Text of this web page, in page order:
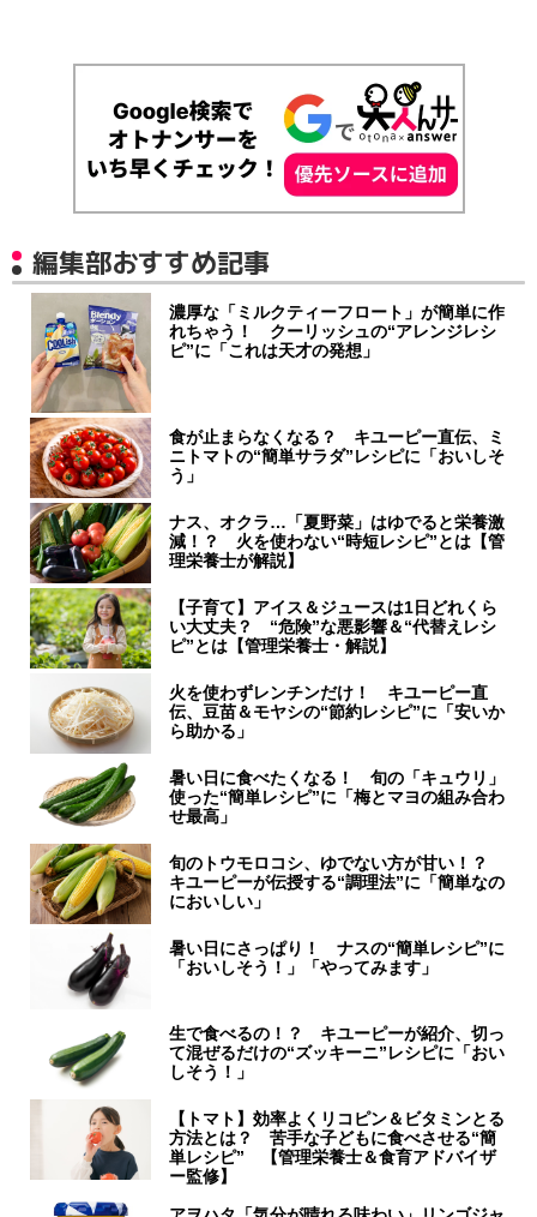
編集部おすすめ記事
濃厚な「ミルクティーフロート」が簡単に作
れちゃう！ クーリッシュの“アレンジレシ
ピ”に「これは天才の発想」
食が止まらなくなる？ キユーピー直伝、ミ
ニトマトの“簡単サラダ”レシピに「おいしそ
う」
ナス、オクラ…「夏野菜」はゆでると栄養激
減！？ 火を使わない“時短レシピ”とは【管
理栄養士が解説】
【子育て】アイス＆ジュースは1日どれくら
い大丈夫？ “危険”な悪影響＆“代替えレシ
ピ”とは【管理栄養士・解説】
火を使わずレンチンだけ！ キユーピー直
伝、豆苗＆モヤシの“節約レシピ”に「安いか
ら助かる」
暑い日に食べたくなる！ 旬の「キュウリ」
使った“簡単レシピ”に「梅とマヨの組み合わ
せ最高」
旬のトウモロコシ、ゆでない方が甘い！？
キユーピーが伝授する“調理法”に「簡単なの
においしい」
暑い日にさっぱり！ ナスの“簡単レシピ”に
「おいしそう！」「やってみます」
生で食べるの！？ キユーピーが紹介、切っ
て混ぜるだけの“ズッキーニ”レシピに「おい
しそう！」
【トマト】効率よくリコピン＆ビタミンとる
方法とは？ 苦手な子どもに食べさせる“簡
単レシピ” 【管理栄養士＆食育アドバイザ
ー監修】